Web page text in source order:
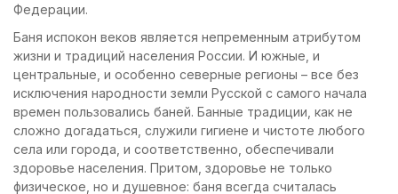
Федерации.
Баня испокон веков является непременным атрибутом
жизни и традиций населения России. И южные, и
центральные, и особенно северные регионы – все без
исключения народности земли Русской с самого начала
времен пользовались баней. Банные традиции, как не
сложно догадаться, служили гигиене и чистоте любого
села или города, и соответственно, обеспечивали
здоровье населения. Притом, здоровье не только
физическое, но и душевное: баня всегда считалась